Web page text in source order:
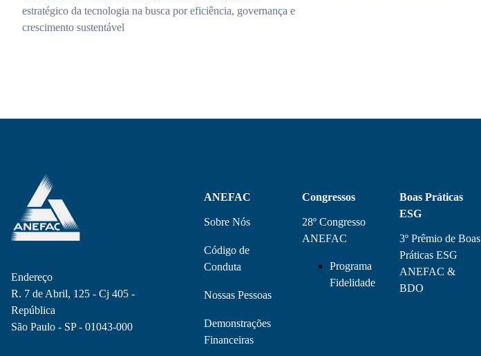
estratégico da tecnologia na busca por eficiência, governança e
crescimento sustentável
Endereço
R. 7 de Abril, 125 - Cj 405 -
República
São Paulo - SP - 01043-000
ANEFAC
Sobre Nós
Código de
Conduta
Nossas Pessoas
Demonstrações
Financeiras
Congressos
28º Congresso
ANEFAC
Programa
Fidelidade
Boas Práticas
ESG
3º Prêmio de Boas
Práticas ESG
ANEFAC &
BDO